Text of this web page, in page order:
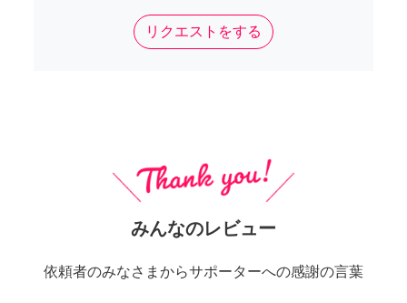
リクエストをする
みんなのレビュー
依頼者のみなさまからサポーターへの感謝の言葉